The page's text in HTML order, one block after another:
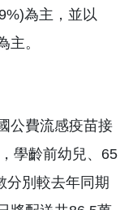
為主，並以
主。
公費流感疫苗接
學齡前幼兒、65
分別較去年同期